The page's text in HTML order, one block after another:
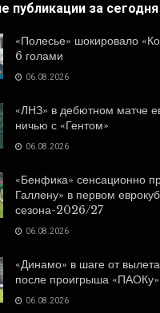
публикации за сегодня
«Полесье» шокировало
6 голами
06.08.2026
«ЛНЗ» в дебютном матче
ничью с «Гентом»
06.08.2026
«Бенфика» сенсационно
Галлену» в первом
сезона-2026/27
06.08.2026
«Динамо» в шаге от
после проигрыша «ПАОКу»
06.08.2026